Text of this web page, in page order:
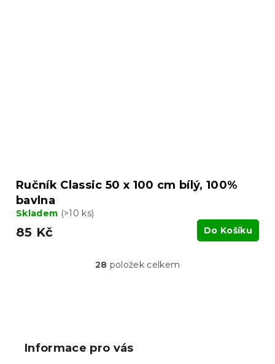
Ručník Classic 50 x 100 cm bílý, 100%
bavlna
Skladem (>10 ks)
85 Kč Do Košíku
O
28 položek celkem
Informace pro vás